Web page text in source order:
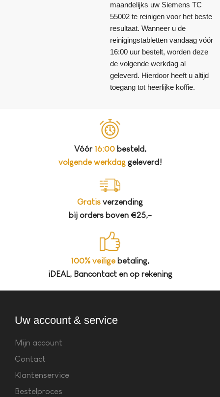
maandelijks uw Siemens TC
55002 te reinigen voor het beste
resultaat. Wanneer u de
reinigingstabletten vandaag vóór
16:00 uur bestelt, worden deze
de volgende werkdag al
geleverd. Hierdoor heeft u altijd
toegang tot heerlijke koffie.
Vóór 16:00besteld,
volgende werkdaggeleverd!
Gratis verzending
bij orders boven €25,-
100% veiligebetaling,
iDEAL, Bancontact en op rekening
Uw account & service
Mijn account
Contact
Klantenservice
Bestelproces